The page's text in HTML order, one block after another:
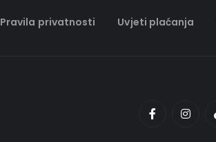
Pravila privatnosti Uvjeti plaćanja